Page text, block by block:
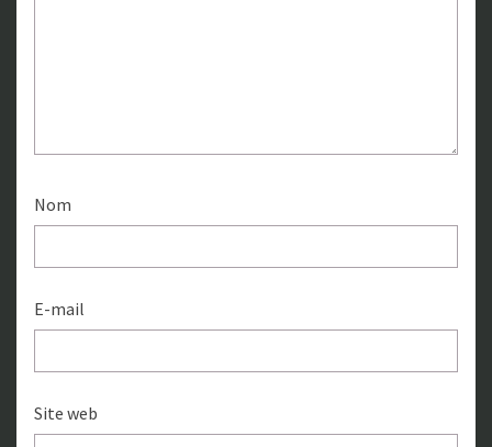
Nom
E-mail
Site web